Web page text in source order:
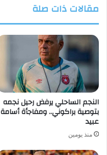
مقالات ذات صلة
النجم الساحلي يرفض رحيل نجمه
بتوصية براكوني.. ومفاجأة أسامة
عبيد
منذ يومين